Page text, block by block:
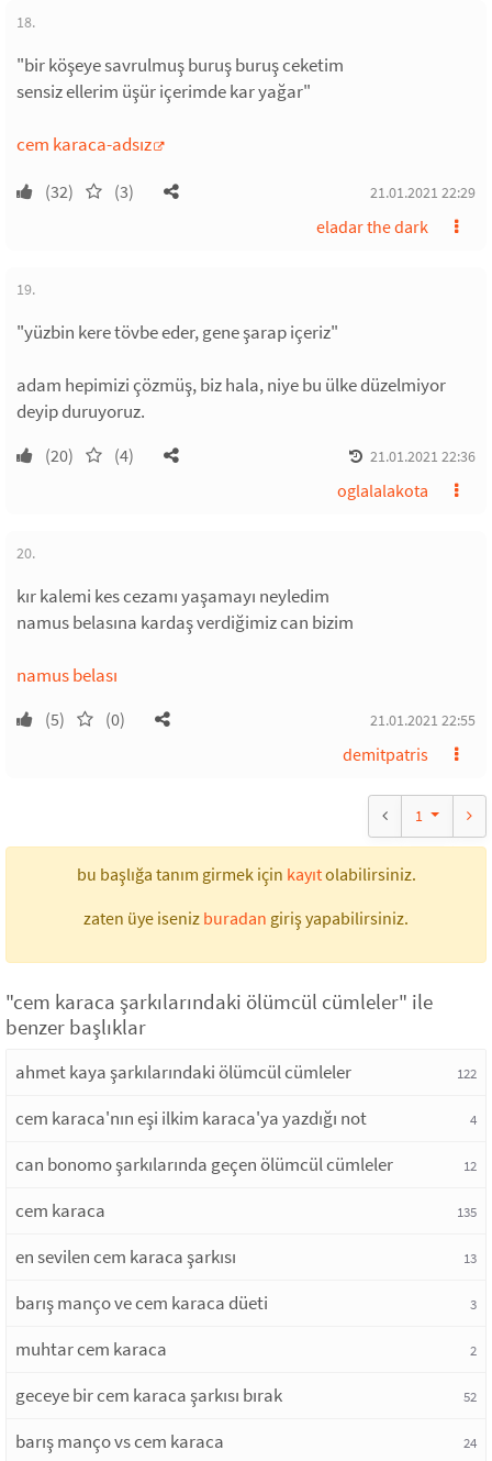
18.
"bir köşeye savrulmuş buruş buruş ceketim
sensiz ellerim üşür içerimde kar yağar"
cem karaca-adsız
(32) (3) 21.01.2021 22:29
eladar the dark
19.
"yüzbin kere tövbe eder, gene şarap içeriz"
adam hepimizi çözmüş, biz hala, niye bu ülke düzelmiyor
deyip duruyoruz.
(20) (4) 21.01.2021 22:36
oglalalakota
20.
kır kalemi kes cezamı yaşamayı neyledim
namus belasına kardaş verdiğimiz can bizim
namus belası
(5) (0) 21.01.2021 22:55
demitpatris
1
bu başlığa tanım girmek için kayıtolabilirsiniz.
zaten üye iseniz buradan giriş yapabilirsiniz.
"cem karaca şarkılarındaki ölümcül cümleler" ile
benzer başlıklar
ahmet kaya şarkılarındaki ölümcül cümleler 122
cem karaca'nın eşi ilkim karaca'ya yazdığı not 4
can bonomo şarkılarında geçen ölümcül cümleler 12
cem karaca 135
en sevilen cem karaca şarkısı 13
barış manço ve cem karaca düeti 3
muhtar cem karaca 2
geceye bir cem karaca şarkısı bırak 52
barış manço vs cem karaca 24